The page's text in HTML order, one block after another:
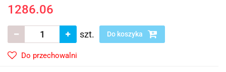
1286.06
szt. Do koszyka
Do przechowalni